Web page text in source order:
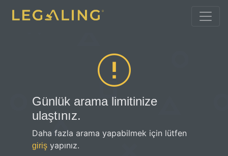
Günlük arama limitinize
ulaştınız.
Daha fazla arama yapabilmek için lütfen
giriş yapınız.